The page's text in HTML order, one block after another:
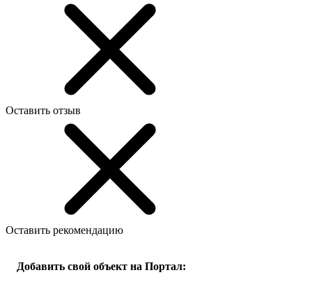
Оставить отзыв
Оставить рекомендацию
Добавить свой объект на Портал: